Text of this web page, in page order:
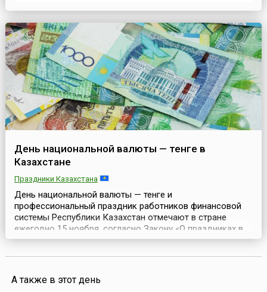
любимый всеми старинный японский праздник Сити-Го-
Сан (яп. 七五三). Перевод названия невероятно прост:
Сити — это семь, Го — это пять, Сан — это три.Этот
детский праз...
День национальной валюты — тенге в
Казахстане
Праздники Казахстана
День национальной валюты — тенге и
профессиональный праздник работников финансовой
системы Республики Казахстан отмечают в стране
ежегодно 15 ноября, согласно Закону «О праздниках в
Республике Казахстан».Казахстанский тенге (казах.
(казах. теңге). Это название происходит от
средневековых тюркс...
А также в этот день